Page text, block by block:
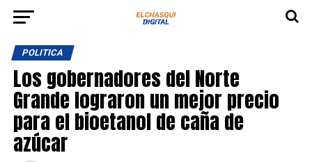
POLITICA
Los gobernadores del Norte
Grande lograron un mejor precio
para el bioetanol de caña de
azúcar